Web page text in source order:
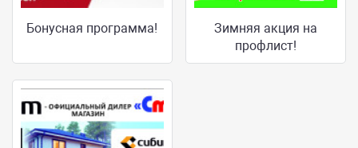
Бонусная программа!
Зимняя акция на
профлист!